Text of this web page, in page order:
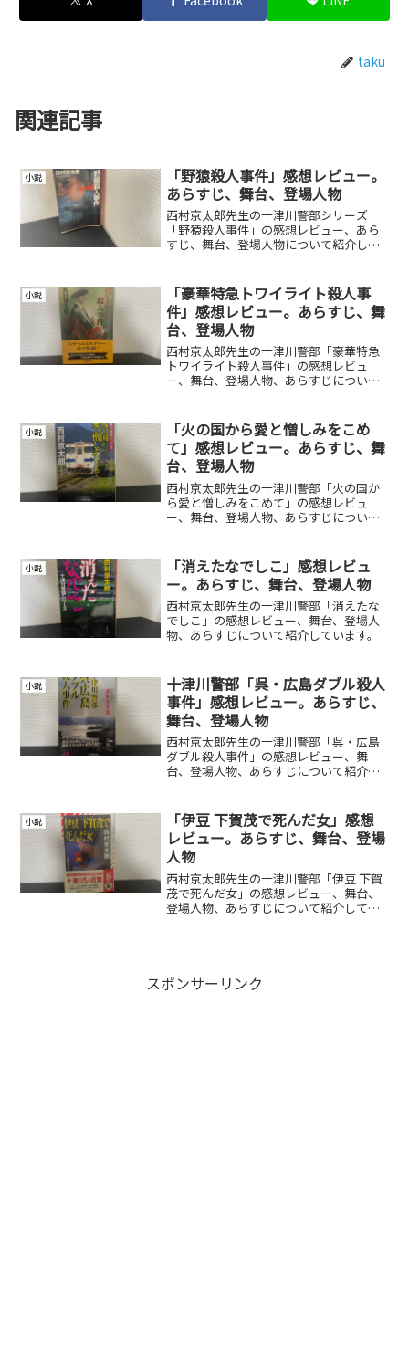
taku
関連記事
小説
「野猿殺人事件」感想レビュー。
あらすじ、舞台、登場人物
西村京太郎先生の十津川警部シリーズ
「野猿殺人事件」の感想レビュー、あら
すじ、舞台、登場人物について紹介して
小説
「豪華特急トワイライト殺人事
件」感想レビュー。あらすじ、舞
台、登場人物
西村京太郎先生の十津川警部「豪華特急
トワイライト殺人事件」の感想レビュ
ー、舞台、登場人物、あらすじについて
小説
「火の国から愛と憎しみをこめ
て」感想レビュー。あらすじ、舞
台、登場人物
西村京太郎先生の十津川警部「火の国か
ら愛と憎しみをこめて」の感想レビュ
ー、舞台、登場人物、あらすじについて
小説
「消えたなでしこ」感想レビュ
ー。あらすじ、舞台、登場人物
西村京太郎先生の十津川警部「消えたな
でしこ」の感想レビュー、舞台、登場人
物、あらすじについて紹介しています。
小説
十津川警部「呉・広島ダブル殺人
事件」感想レビュー。あらすじ、
舞台、登場人物
西村京太郎先生の十津川警部「呉・広島
ダブル殺人事件」の感想レビュー、舞
台、登場人物、あらすじについて紹介し
小説
「伊豆 下賀茂で死んだ女」感想
レビュー。あらすじ、舞台、登場
人物
西村京太郎先生の十津川警部「伊豆 下賀
茂で死んだ女」の感想レビュー、舞台、
登場人物、あらすじについて紹介してい
スポンサーリンク